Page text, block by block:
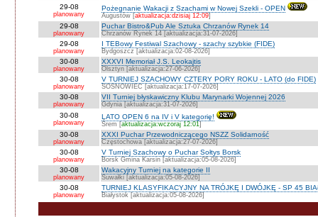
29-08
planowany
Pożegnanie Wakacji z Szachami w Nowej Szekli - OPEN
Augustów [aktualizacja:dzisiaj 12:09]
29-08
planowany
Puchar Bistro&Pub Ale Sztuka Chrzanów Rynek 14
Chrzanów Rynek 14 [aktualizacja:31-07-2026]
29-08
planowany
I TEBowy Festiwal Szachowy - szachy szybkie (FIDE)
Bydgoszcz [aktualizacja:02-08-2026]
30-08
planowany
XXXVI Memoriał J.S. Leokajtis
Olsztyn [aktualizacja:27-06-2026]
30-08
planowany
V TURNIEJ SZACHOWY CZTERY PORY ROKU - LATO (do FIDE)
SOSNOWIEC [aktualizacja:17-07-2026]
30-08
planowany
VII Turniej błyskawiczny Klubu Marynarki Wojennej 2026
Gdynia [aktualizacja:31-07-2026]
30-08
planowany
LATO OPEN 6 na IV i V kategorię!
Śrem [aktualizacja:wczoraj 12:01]
30-08
planowany
XXXI Puchar Przewodniczącego NSZZ Solidarność
Częstochowa [aktualizacja:27-07-2026]
30-08
planowany
V Turniej Szachowy o Puchar Sołtys Borsk
Borsk Gmina Karsin [aktualizacja:05-08-2026]
30-08
planowany
Wakacyjny Turniej na kategorie II
Suwałki [aktualizacja:05-08-2026]
30-08
planowany
TURNIEJ KLASYFIKACYJNY NA TRÓJKĘ I DWÓJKĘ - SP 45
Białystok [aktualizacja:05-08-2026]